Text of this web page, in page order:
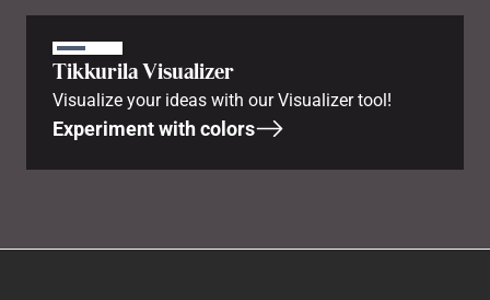
Tikkurila Visualizer
Visualize your ideas with our Visualizer tool!
Experiment with colors